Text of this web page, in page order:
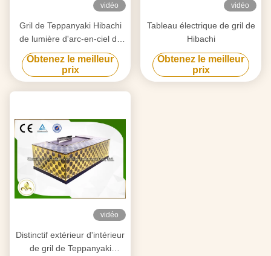
vidéo
Gril de Teppanyaki Hibachi
de lumière d'arc-en-ciel de
11 sièges, plat d'acier
inoxydable Teppanyaki
Obtenez le meilleur
prix
vidéo
Tableau électrique de gril de
Hibachi
Obtenez le meilleur
prix
vidéo
Distinctif extérieur d'intérieur
de gril de Teppanyaki